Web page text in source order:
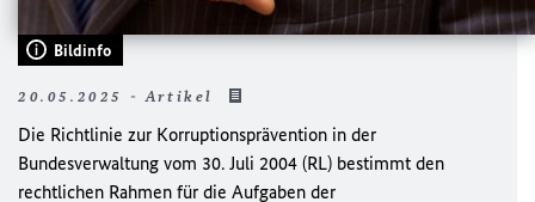
Bildinfo
20.05.2025 - Artikel
Die Richtlinie zur Korruptionsprävention in der
Bundesverwaltung vom 30. Juli 2004 (RL) bestimmt den
rechtlichen Rahmen für die Aufgaben der